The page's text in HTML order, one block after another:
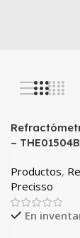
–
Productos,
Precisso
En